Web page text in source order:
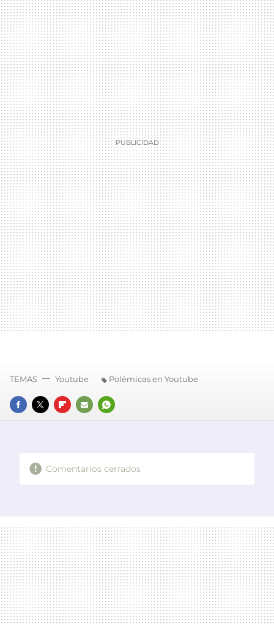
FACEBOOK
TWITTERFLIPBOARD
E-
WHATSAPP
TEMAS Youtube Polémicas en Youtube
Comentarios cerrados